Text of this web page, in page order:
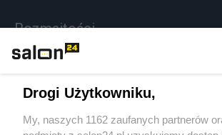
Rozmaitości
Sport
Drogi Użytkowniku,
My, naszych 1162 zaufanych partnerów